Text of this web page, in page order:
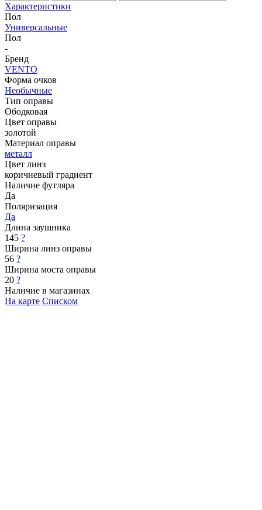
Характеристики
Пол
Универсальные
Пол
-
Бренд
VENTO
Форма очков
Необычные
Тип оправы
Ободковая
Цвет оправы
золотой
Материал оправы
металл
Цвет линз
коричневый градиент
Наличие футляра
Да
Поляризация
Да
Длина заушника
145 ?
Ширина линз оправы
56 ?
Ширина моста оправы
20 ?
Наличие в магазинах
На карте Списком